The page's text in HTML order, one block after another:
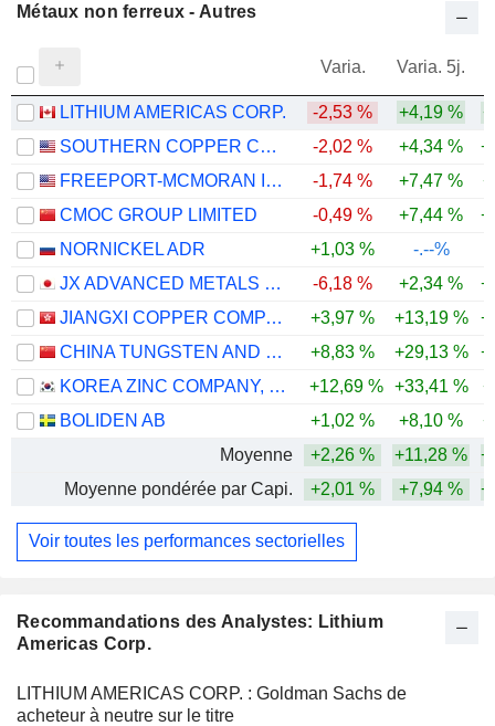
Recommandations des Analystes: Lithium
Americas Corp.
LITHIUM AMERICAS CORP. : Goldman Sachs de
acheteur à neutre sur le titre
Métaux non ferreux - Autres
Varia. Varia. 5j.
LITHIUM AMERICAS CORP. -2,53 % +4,19 %
SOUTHERN COPPER CORPORATION
-2,02 % +4,34 %
FREEPORT-MCMORAN INC.
-1,74 % +7,47 %
CMOC GROUP LIMITED
-0,49 % +7,44 %
NORNICKEL ADR
+1,03 %
-.--%
JX ADVANCED METALS CORPORATION
-6,18 % +2,34 %
JIANGXI COPPER COMPANY LIMITED
+3,97 % +13,19 %
CHINA TUNGSTEN AND HIGHTECH MATERIALS CO.,LTD
+8,83 % +29,13 %
KOREA ZINC COMPANY, LTD.
+12,69 % +33,41 %
BOLIDEN AB
+1,02 % +8,10 %
Moyenne
+2,26 % +11,28 %
Moyenne pondérée par Capi.
+2,01 % +7,94 %
Voir toutes les performances sectorielles